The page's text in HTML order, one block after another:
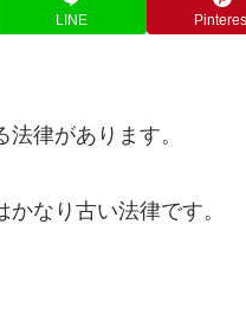
LINE
律があります。
なり古い法律です。